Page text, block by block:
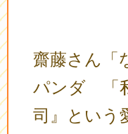
齋藤さん「
パンダ 「
司』という